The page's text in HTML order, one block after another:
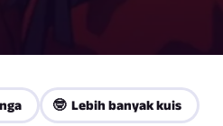
🤓 Lebih banyak kuis